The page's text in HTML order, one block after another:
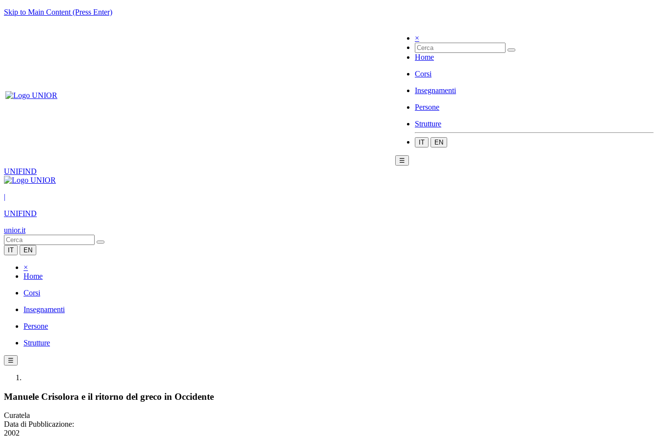
Skip to Main Content (Press Enter)
×
Home
Corsi
Insegnamenti
Persone
Strutture
IT EN
☰
UNIFIND
|
UNIFIND
unior.it
IT EN
×
Home
Corsi
Insegnamenti
Persone
Strutture
☰
Manuele Crisolora e il ritorno del greco in Occidente
Curatela
Data di Pubblicazione:
2002